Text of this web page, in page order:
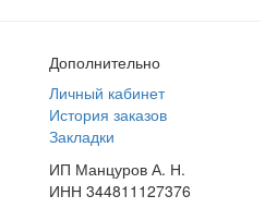
Дополнительно
Личный кабинет
История заказов
Закладки
ИП Манцуров А. Н.
ИНН 344811127376